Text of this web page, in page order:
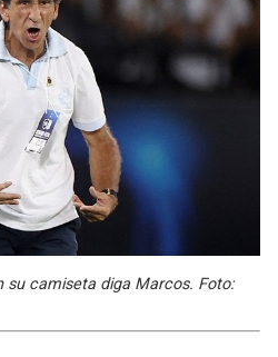
su camiseta diga Marcos. Foto: